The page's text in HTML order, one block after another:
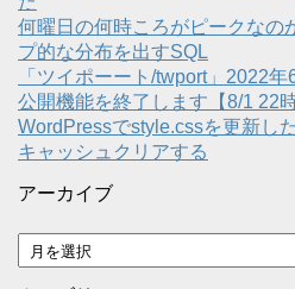
何曜日の何時ころがピークなの
プ的な分布を出すSQL
「ツイポーート/twport」2022
公開機能を終了します【8/1 22
WordPressでstyle.cssを更新し
キャッシュクリアする
アーカイブ
ア
ー